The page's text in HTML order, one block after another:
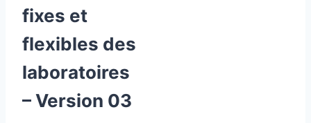
fixes et
flexibles des
laboratoires
– Version 03